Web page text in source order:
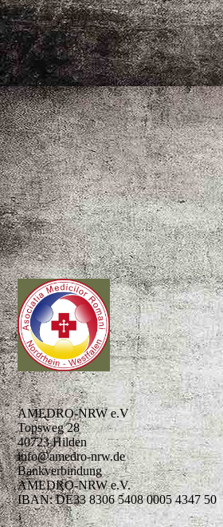
AMEDRO-NRW e.V
Topsweg 28
40723 Hilden
info@amedro-nrw.de
Bankverbindung
AMEDRO-NRW e.V.
IBAN: DE33 8306 5408 0005 4347 50